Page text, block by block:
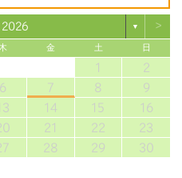
▼ >
金 土 日
1
2
6 7 8
9
14 15
16
21 22
23
28 29
30